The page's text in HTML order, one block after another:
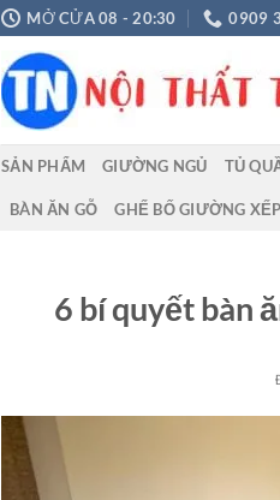
MỞ CỬA 08 - 20:30 0909
SẢN PHẨM GIƯỜNG NGỦ TỦ
BÀN ĂN GỖ GHẾ BỐ GIƯỜNG XẾP
6 bí quyết bàn